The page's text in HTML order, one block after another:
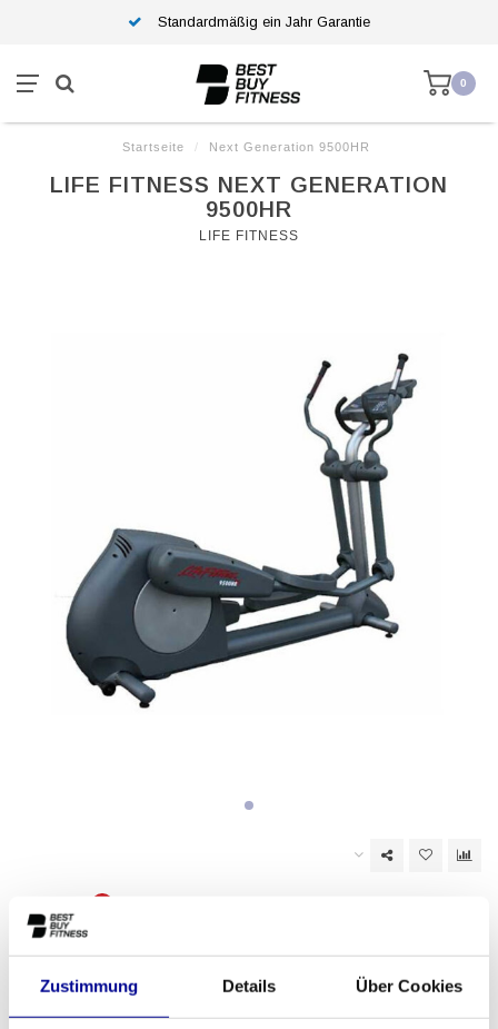
Zustimmung Details Über Cookies
Standardmäßig ein Jahr Garantie
0
Startseite / Next Generation 9500HR
LIFE FITNESS NEXT GENERATION
9500HR
LIFE FITNESS
EAN Code: 6017439440493